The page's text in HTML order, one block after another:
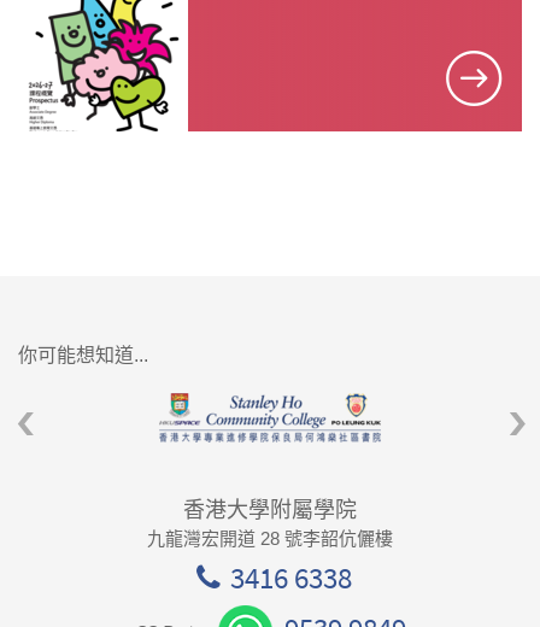
你可能想知道...
香港大學附屬學院
九龍灣宏開道 28 號李韶伉儷樓
3416 6338